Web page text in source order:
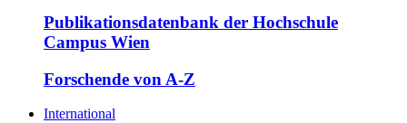
Publikationsdatenbank der Hochschule
Campus Wien
Forschende von A-Z
International